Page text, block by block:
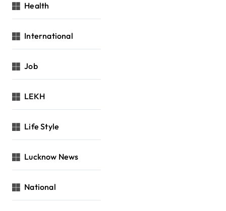
Health
International
Job
LEKH
Life Style
Lucknow News
National